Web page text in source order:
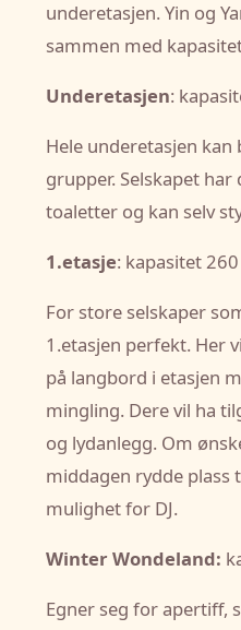
underetasjen. Yin og
sammen med
Underetasjen:
Hele underetasjen
grupper. Selskapet har
toaletter og kan selv
1.etasje: kapasitet
For store selskaper
1.etasjen perfekt. Her
på langbord i etasjen
mingling. Dere vil ha
og lydanlegg. Om
middagen rydde plass
mulighet for DJ.
Winter Wondeland:
Egner seg for apertiff,